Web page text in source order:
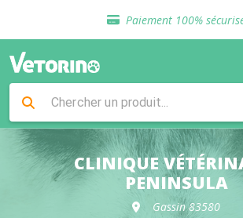
Paiement 100%
Livraison gratuite en clinique
Sélection de croquettes
Livraison gratuite en clinique
Retour gratuit en
Sélection de croquettes
CLINIQUE
PENINSULA
Gassin 83580